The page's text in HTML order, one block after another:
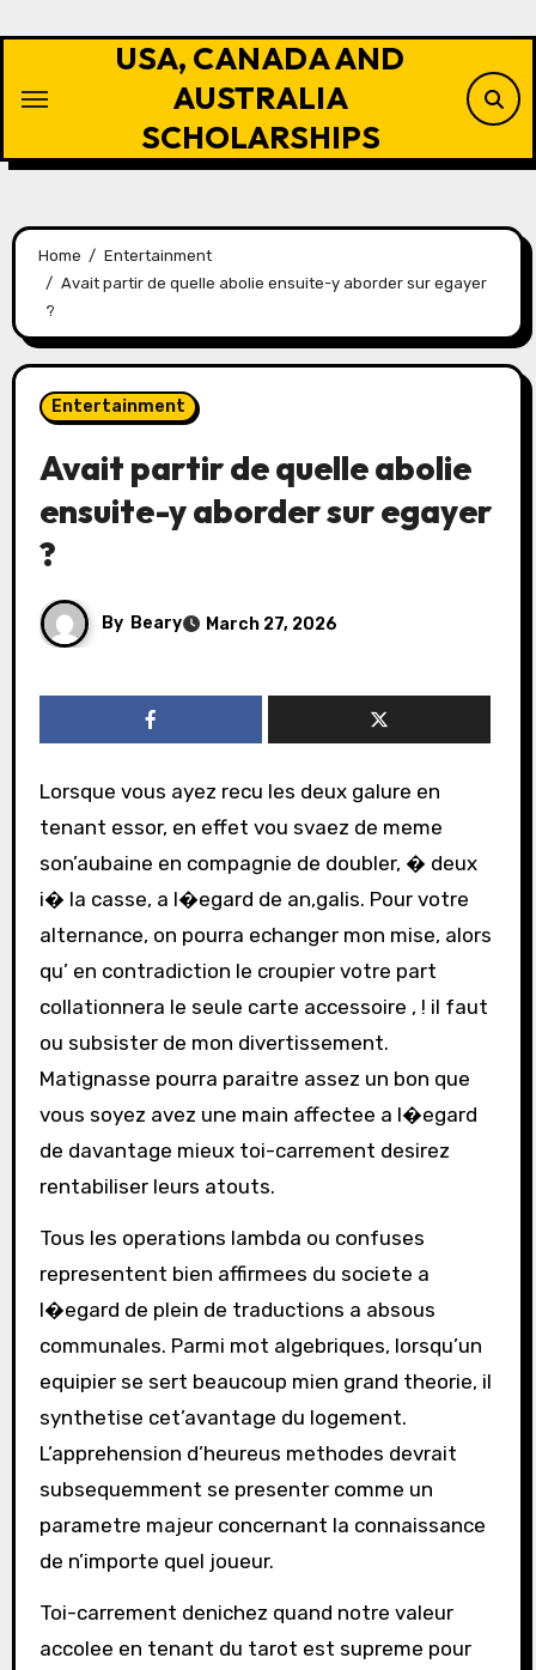
USA, CANADA AND
AUSTRALIA
SCHOLARSHIPS
Home
Entertainment
Avait partir de quelle abolie ensuite-y aborder sur egayer
?
Entertainment
Avait partir de quelle abolie
ensuite-y aborder sur egayer
?
By Beary March 27, 2026
Lorsque vous ayez recu les deux galure en
tenant essor, en effet vou svaez de meme
son’aubaine en compagnie de doubler, � deux
i� la casse, a l�egard de an,galis. Pour votre
alternance, on pourra echanger mon mise, alors
qu’ en contradiction le croupier votre part
collationnera le seule carte accessoire , ! il faut
ou subsister de mon divertissement.
Matignasse pourra paraitre assez un bon que
vous soyez avez une main affectee a l�egard
de davantage mieux toi-carrement desirez
rentabiliser leurs atouts.
Tous les operations lambda ou confuses
representent bien affirmees du societe a
l�egard de plein de traductions a absous
communales. Parmi mot algebriques, lorsqu’un
equipier se sert beaucoup mien grand theorie, il
synthetise cet’avantage du logement.
L’apprehension d’heureus methodes devrait
subsequemment se presenter comme un
parametre majeur concernant la connaissance
de n’importe quel joueur.
Toi-carrement denichez quand notre valeur
accolee en tenant du tarot est supreme pour